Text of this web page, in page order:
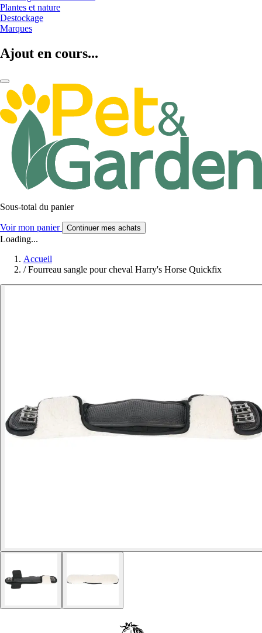
Plantes et nature
Destockage
Marques
Ajout en cours...
Sous-total du panier
Voir mon panier Continuer mes achats
Loading...
Accueil
/ Fourreau sangle pour cheval Harry's Horse Quickfix